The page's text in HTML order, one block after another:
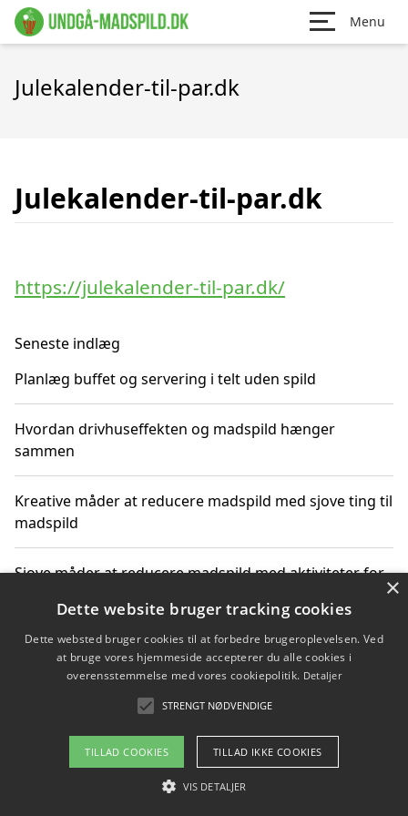
Menu
Julekalender-til-par.dk
Julekalender-til-par.dk
https://julekalender-til-par.dk/
Seneste indlæg
Planlæg buffet og servering i telt uden spild
Hvordan drivhuseffekten og madspild hænger
sammen
Kreative måder at reducere madspild med sjove ting til
madspild
Sjove måder at reducere madspild med aktiviteter for
Hvor finder jeg nemme måltidskasser i Vejle
Om / kontakt
Blog Betingelser
×
Dette website bruger tracking cookies
Dette websted bruger cookies til at forbedre brugeroplevelsen. Ved
at bruge vores hjemmeside accepterer du alle cookies i
overensstemmelse med vores cookiepolitik. Detaljer
STRENGT NØDVENDIGE
TILLAD COOKIES TILLAD IKKE COOKIES
VIS DETALJER